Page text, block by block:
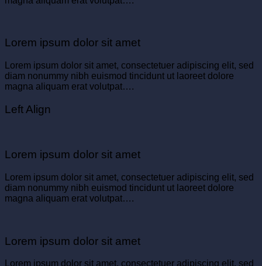
Lorem ipsum dolor sit amet
Lorem ipsum dolor sit amet, consectetuer adipiscing elit, sed
diam nonummy nibh euismod tincidunt ut laoreet dolore
magna aliquam erat volutpat….
Left Align
Lorem ipsum dolor sit amet
Lorem ipsum dolor sit amet, consectetuer adipiscing elit, sed
diam nonummy nibh euismod tincidunt ut laoreet dolore
magna aliquam erat volutpat….
Lorem ipsum dolor sit amet
Lorem ipsum dolor sit amet, consectetuer adipiscing elit, sed